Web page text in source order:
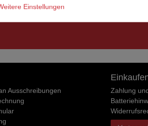
Openstage Zubehör (Key Module,
Ausschreibungen
Zahlung
Einstellungen